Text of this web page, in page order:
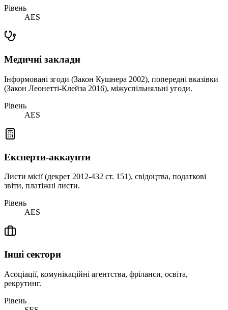
Рівень
AES
Медичні заклади
Інформовані згоди (Закон Кушнера 2002), попередні вказівки
(Закон Леонетті-Клейза 2016), міжуспільняльні угоди.
Рівень
AES
Експерти-аккаунти
Листи місії (декрет 2012-432 ст. 151), свідоцтва, податкові
звіти, платіжні листи.
Рівень
AES
Інші сектори
Асоціації, комунікаційні агентства, фріланси, освіта,
рекрутинг.
Рівень